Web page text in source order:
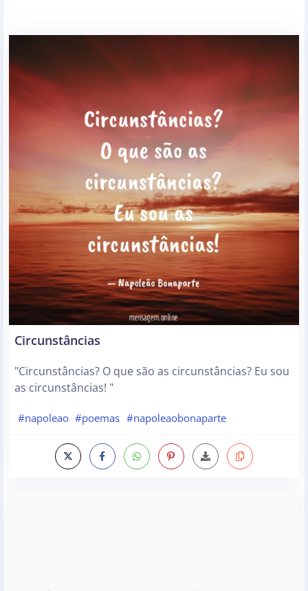
Circunstâncias
"Circunstâncias? O que são as circunstâncias? Eu sou
as circunstâncias! "
#napoleao #poemas #napoleaobonaparte